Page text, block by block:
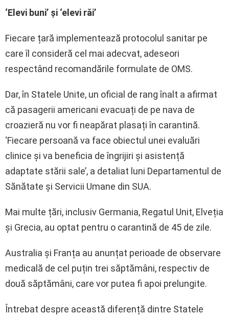
‘Elevi buni’ și ‘elevi răi’
Fiecare țară implementează protocolul sanitar pe
care îl consideră cel mai adecvat, adeseori
respectând recomandările formulate de OMS.
Dar, în Statele Unite, un oficial de rang înalt a afirmat
că pasagerii americani evacuați de pe nava de
croazieră nu vor fi neapărat plasați în carantină.
‘Fiecare persoană va face obiectul unei evaluări
clinice și va beneficia de îngrijiri și asistență
adaptate stării sale’, a detaliat luni Departamentul de
Sănătate și Servicii Umane din SUA.
Mai multe țări, inclusiv Germania, Regatul Unit, Elveția
și Grecia, au optat pentru o carantină de 45 de zile.
Australia și Franța au anunțat perioade de observare
medicală de cel puțin trei săptămâni, respectiv de
două săptămâni, care vor putea fi apoi prelungite.
Întrebat despre această diferență dintre Statele